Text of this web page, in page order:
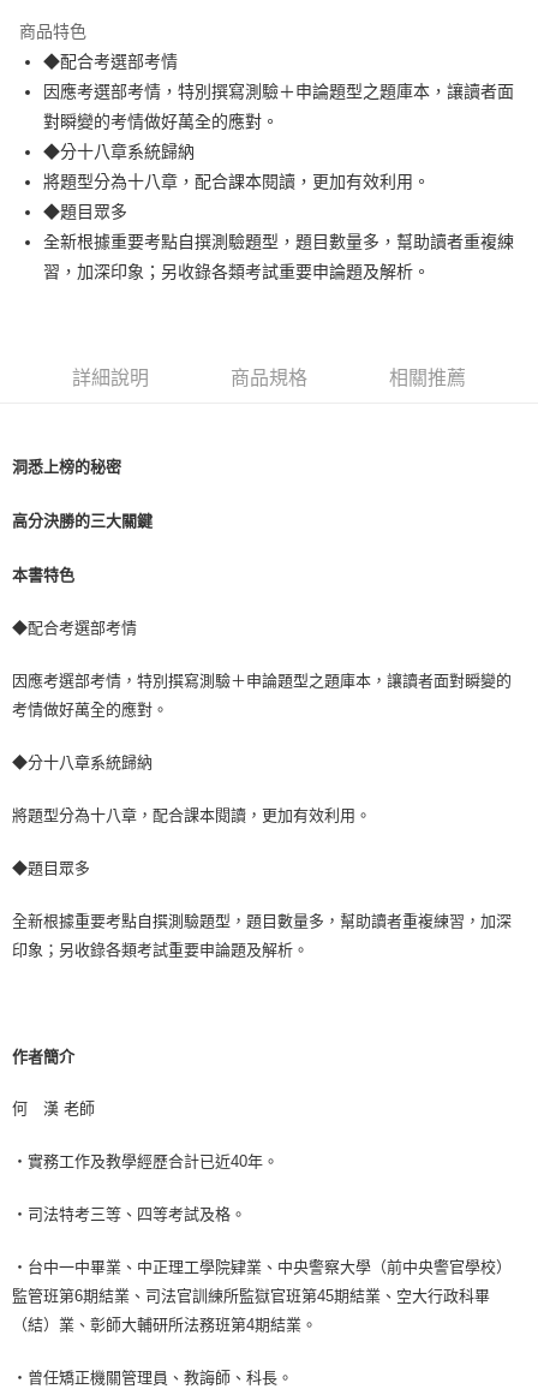
Apple Pay
悠遊付
Google Pay
ATM付款
運送方式
付款後全家取貨.
每筆NT$100，滿NT$1,000(含以上)免運費
付款後7-11取貨.
每筆NT$100，滿NT$1,000(含以上)免運費
外島郵寄
每筆NT$100，滿NT$1,000(含以上)免運費
商品特色
◆配合考選部考情
因應考選部考情，特別撰寫測驗＋申論題型之題庫本，讓讀者面
對瞬變的考情做好萬全的應對。
◆分十八章系統歸納
將題型分為十八章，配合課本閱讀，更加有效利用。
◆題目眾多
全新根據重要考點自撰測驗題型，題目數量多，幫助讀者重複練
習，加深印象；另收錄各類考試重要申論題及解析。
詳細說明 商品規格 相關推薦
洞悉上榜的秘密
高分決勝的三大關鍵
本書特色
◆配合考選部考情
因應考選部考情，特別撰寫測驗＋申論題型之題庫本，讓讀者面對瞬變的
考情做好萬全的應對。
◆分十八章系統歸納
將題型分為十八章，配合課本閱讀，更加有效利用。
◆題目眾多
全新根據重要考點自撰測驗題型，題目數量多，幫助讀者重複練習，加深
印象；另收錄各類考試重要申論題及解析。
作者簡介
何 漢 老師
‧實務工作及教學經歷合計已近40年。
‧司法特考三等、四等考試及格。
‧台中一中畢業、中正理工學院肄業、中央警察大學（前中央警官學校）
監管班第6期結業、司法官訓練所監獄官班第45期結業、空大行政科畢
（結）業、彰師大輔研所法務班第4期結業。
‧曾任矯正機關管理員、教誨師、科長。